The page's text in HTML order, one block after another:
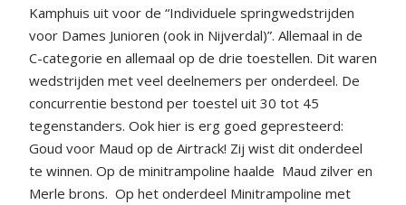
Kamphuis uit voor de “Individuele springwedstrijden
voor Dames Junioren (ook in Nijverdal)”. Allemaal in de
C-categorie en allemaal op de drie toestellen. Dit waren
wedstrijden met veel deelnemers per onderdeel. De
concurrentie bestond per toestel uit 30 tot 45
tegenstanders. Ook hier is erg goed gepresteerd:
Goud voor Maud op de Airtrack! Zij wist dit onderdeel
te winnen. Op de minitrampoline haalde Maud zilver en
Merle brons. Op het onderdeel Minitrampoline met